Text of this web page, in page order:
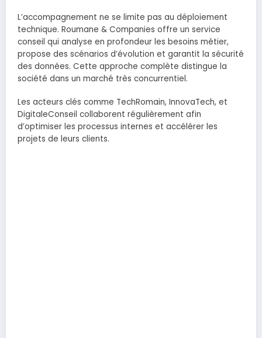
L’accompagnement ne se limite pas au déploiement
technique. Roumane & Companies offre un service
conseil qui analyse en profondeur les besoins métier,
propose des scénarios d’évolution et garantit la sécurité
des données. Cette approche complète distingue la
société dans un marché très concurrentiel.
Les acteurs clés comme TechRomain, InnovaTech, et
DigitaleConseil collaborent régulièrement afin
d’optimiser les processus internes et accélérer les
projets de leurs clients.